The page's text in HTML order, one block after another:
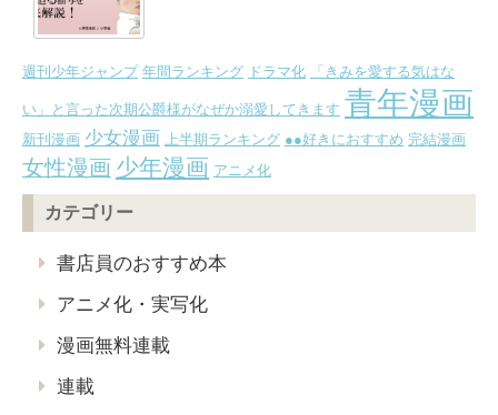
週刊少年ジャンプ 年間ランキング ドラマ化 「きみを愛する気はな
い」と言った次期公爵様がなぜか溺愛してきます 青年漫画
新刊漫画 少女漫画 上半期ランキング ●●好きにおすすめ 完結漫画
女性漫画 少年漫画 アニメ化
カテゴリー
書店員のおすすめ本
アニメ化・実写化
漫画無料連載
連載